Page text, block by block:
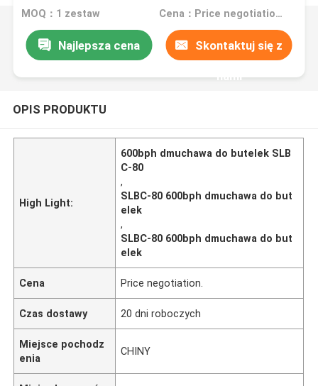
600 bph Dmuchawa do butelek
MOQ：1 zestaw Cena：Price negotiation.
Najlepsza cena Skontaktuj się z
nami
OPIS PRODUKTU
High Light:
600bph dmuchawa do butelek SLB
C-80
,
SLBC-80 600bph dmuchawa do but
elek
,
SLBC-80 600bph dmuchawa do but
elek
Cena Price negotiation.
Czas dostawy 20 dni roboczych
Miejsce pochodz
enia
CHINY